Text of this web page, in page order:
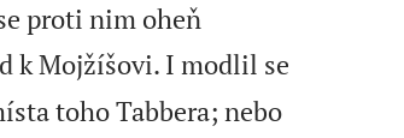
proti nim oheň
k Mojžíšovi. I modlil se
toho Tabbera; nebo